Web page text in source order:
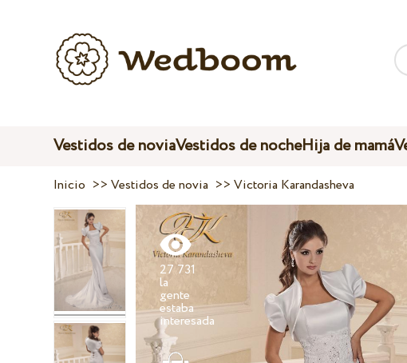
Vestidos de noviaVestidos de nocheHija de mamá
Inicio >>Vestidos de novia >>Victoria Karandasheva
27 731
la
gente
estaba